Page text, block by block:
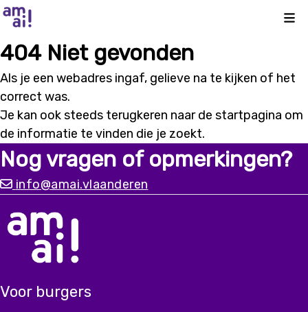
404 Niet gevonden
Als je een webadres ingaf, gelieve na te kijken of het
correct was.
Je kan ook steeds terugkeren naar de startpagina om
de informatie te vinden die je zoekt.
Nog vragen of opmerkingen?
info@amai.vlaanderen
Voor burgers